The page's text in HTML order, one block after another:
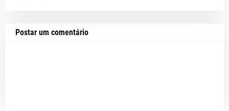
Postar um comentário